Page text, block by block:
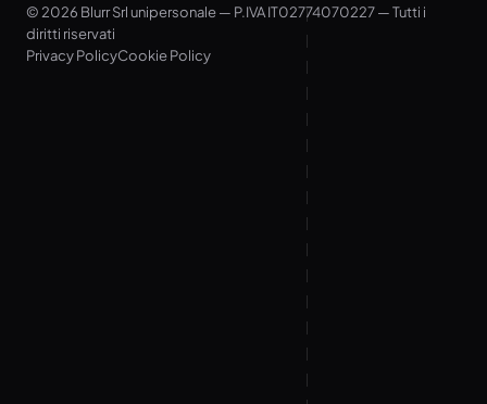
© 2026 Blurr Srl unipersonale — P.IVA IT02774070227 — Tutti i
diritti riservati
Privacy PolicyCookie Policy